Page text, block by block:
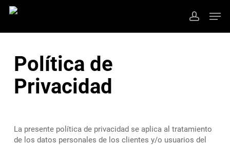
cuenta
Política de
Privacidad
La presente política de privacidad se aplica al tratamiento
de los datos personales de los clientes y/o usuarios del